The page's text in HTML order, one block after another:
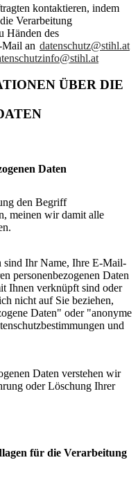
kontaktieren, indem
Verarbeitung
Händen des
Mail an datenschutz@stihl.at
ÜBER DIE
Daten
den Begriff
meinen wir damit alle
sind Ihr Name, Ihre E-Mail-
personenbezogenen Daten
Ihnen verknüpft sind oder
nicht auf Sie beziehen,
Daten" oder "anonyme
und
Daten verstehen wir
oder Löschung Ihrer
für die Verarbeitung